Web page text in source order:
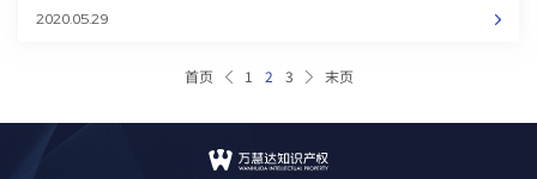
2020.05.29
首页 1 2 3 末页